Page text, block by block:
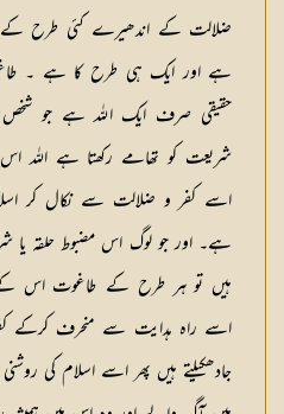
شکیلہ بنت میاں فضل حسین
ضلالت کے اندھیرے کئی طرح کے
ہے اور ایک ہی طرح کا ہے ۔ طاغوت
حقیقی صرف ایک اللہ ہے جو شخص
شریعت کو تھامے رکھتا ہے اللہ
اسے کفر و ضلالت سے نکال کر
ہے۔ اور جو لوگ اس مضبوط حلقہ
ہیں تو ہر طرح کے طاغوت اس
اسے راہ ہدایت سے منحرف کرکے کفر
جادھکیلتے ہیں پھر اسے اسلام کی